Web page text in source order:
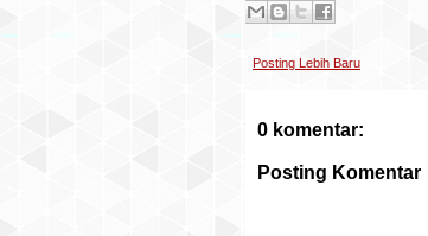
Posting Lebih Baru
0 komentar:
Posting Komentar